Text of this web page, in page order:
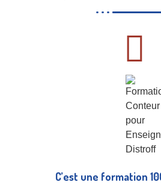
C’est une formation